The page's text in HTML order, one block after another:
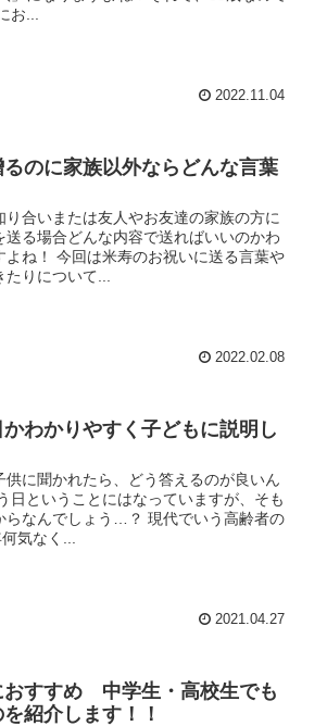
お...
2022.11.04
のに家族以外ならどんな言葉
合いまたは友人やお友達の家族の方に
る場合どんな内容で送ればいいのかわ
ね！ 今回は米寿のお祝いに送る言葉や
りについて...
2022.02.08
わかりやすく子どもに説明し
に聞かれたら、どう答えるのが良いん
日ということにはなっていますが、そも
らなんでしょう…？ 現代でいう高齢者の
気なく...
2021.04.27
おすすめ 中学生・高校生でも
紹介します！！